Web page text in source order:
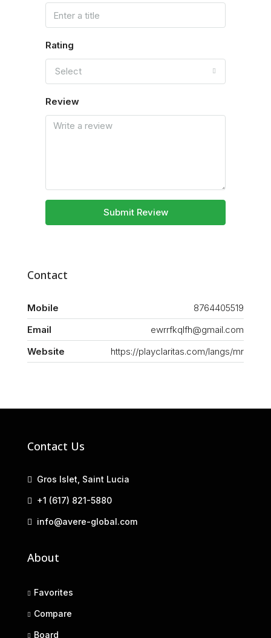
Rating
Select
Review
Submit Review
Contact
Mobile
8764405519
Email
ewrrfkqlfh@gmail.com
Website
https://playclaritas.com/langs/mr
Contact Us
Gros Islet, Saint Lucia
+1 (617) 821-5880
info@avere-global.com
About
Favorites
Compare
Board